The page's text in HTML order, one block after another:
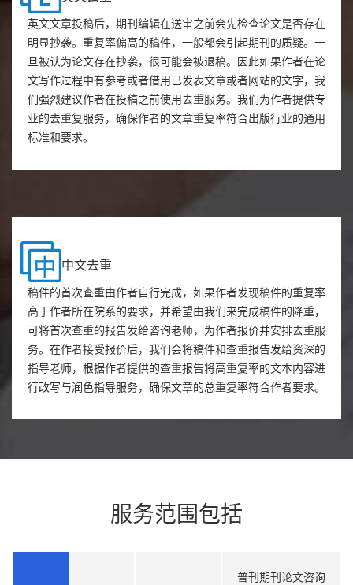
英文文章投稿后，期刊编辑在送审之前会先检查论文是否存在
明显抄袭。重复率偏高的稿件，一般都会引起期刊的质疑。一
旦被认为论文存在抄袭，很可能会被退稿。因此如果作者在论
文写作过程中有参考或者借用已发表文章或者网站的文字，我
们强烈建议作者在投稿之前使用去重服务。我们为作者提供专
业的去重复服务，确保作者的文章重复率符合出版行业的通用
标准和要求。
中文去重
稿件的首次查重由作者自行完成，如果作者发现稿件的重复率
高于作者所在院系的要求，并希望由我们来完成稿件的降重，
可将首次查重的报告发给咨询老师，为作者报价并安排去重服
务。在作者接受报价后，我们会将稿件和查重报告发给资深的
指导老师，根据作者提供的查重报告将高重复率的文本内容进
行改写与润色指导服务，确保文章的总重复率符合作者要求。
服务范围包括
普刊期刊论文咨询